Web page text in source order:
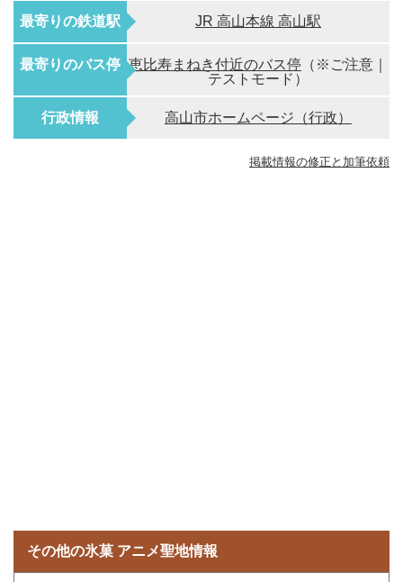
最寄りの鉄道駅 JR 高山本線 高山駅
最寄りのバス停 恵比寿まねき付近のバス停 （※ご注意｜
テストモード）
行政情報 高山市ホームページ（行政）
掲載情報の修正と加筆依頼
その他の氷菓 アニメ聖地情報